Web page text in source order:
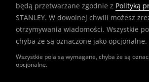
Wszystkie pola są wymagane, chyba że są
opcjonalne.
będą przetwarzane zgodnie z Polityką
STANLEY. W dowolnej chwili możesz
otrzymywania wiadomości. Wszystkie
chyba że są oznaczone jako opcjonalne.